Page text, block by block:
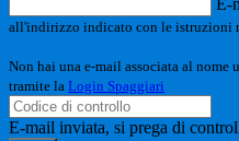
E-
all'indirizzo indicato con le istruzioni
Non hai una e-mail associata al nome
tramite la Login Spaggiari
E-mail inviata, si prega di